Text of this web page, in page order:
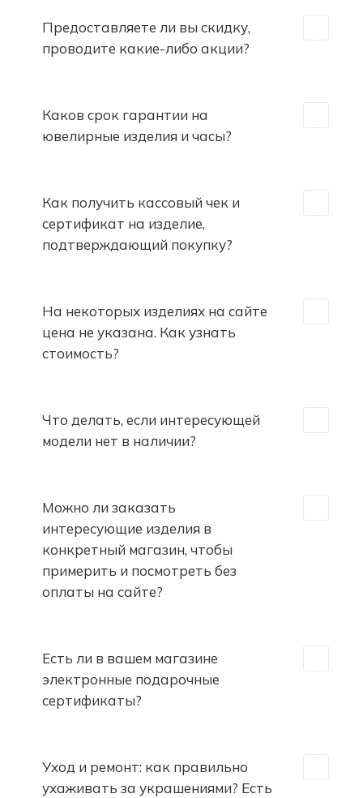
Предоставляете ли вы скидку,
проводите какие-либо акции?
Каков срок гарантии на
ювелирные изделия и часы?
Как получить кассовый чек и
сертификат на изделие,
подтверждающий покупку?
На некоторых изделиях на сайте
цена не указана. Как узнать
стоимость?
Что делать, если интересующей
модели нет в наличии?
Можно ли заказать
интересующие изделия в
конкретный магазин, чтобы
примерить и посмотреть без
оплаты на сайте?
Есть ли в вашем магазине
электронные подарочные
сертификаты?
Уход и ремонт: как правильно
ухаживать за украшениями? Есть